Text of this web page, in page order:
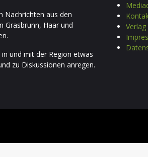
Nachrichten aus den
Grasbrunn, Haar und
und mit der Region etwas
zu Diskussionen anregen.
Verlag